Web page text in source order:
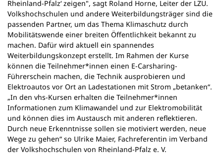
Rheinland-Pfalz‘ zeigen", sagt Roland Horne, Leiter der LZU.
Volkshochschulen und andere Weiterbildungsträger sind die
passenden Partner, um das Thema Klimaschutz durch
Mobilitätswende einer breiten Öffentlichkeit bekannt zu
machen. Dafür wird aktuell ein spannendes
Weiterbildungskonzept erstellt. Im Rahmen der Kurse
können die Teilnehmer*innen einen E-Carsharing-
Führerschein machen, die Technik ausprobieren und
Elektroautos vor Ort an Ladestationen mit Strom „betanken“.
„In den vhs-Kursen erhalten die Teilnehmer*innen
Informationen zum Klimawandel und zur Elektromobilität
und können dies im Austausch mit anderen reflektieren.
Durch neue Erkenntnisse sollen sie motiviert werden, neue
Wege zu gehen“ so Ulrike Maier, Fachreferentin im Verband
der Volkshochschulen von Rheinland-Pfalz e. V.